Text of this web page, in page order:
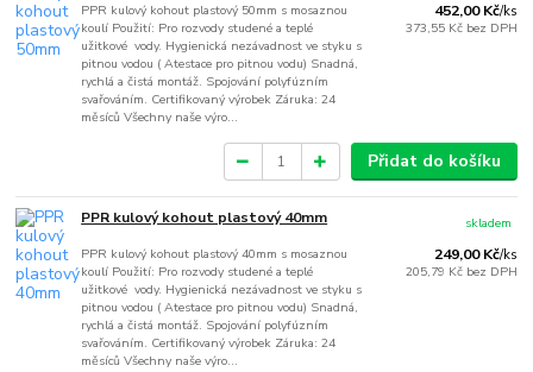
PPR kulový kohout plastový 50mm s mosaznou
koulí Použití: Pro rozvody studené a teplé
užitkové vody. Hygienická nezávadnost ve styku s
pitnou vodou ( Atestace pro pitnou vodu) Snadná,
rychlá a čistá montáž. Spojování polyfúzním
svařováním. Certifikovaný výrobek Záruka: 24
měsíců Všechny naše výro...
452,00 Kč/ks
373,55 Kč bez DPH
Přidat do košíku
PPR kulový kohout plastový 40mm
PPR kulový kohout plastový 40mm s mosaznou
koulí Použití: Pro rozvody studené a teplé
užitkové vody. Hygienická nezávadnost ve styku s
pitnou vodou ( Atestace pro pitnou vodu) Snadná,
rychlá a čistá montáž. Spojování polyfúzním
svařováním. Certifikovaný výrobek Záruka: 24
měsíců Všechny naše výro...
249,00 Kč/ks
205,79 Kč bez DPH
skladem